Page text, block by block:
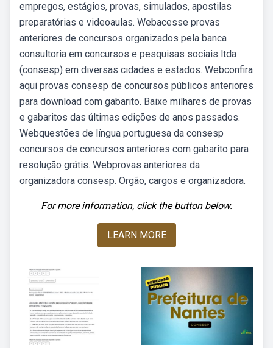
empregos, estágios, provas, simulados, apostilas
preparatórias e videoaulas. Webacesse provas
anteriores de concursos organizados pela banca
consultoria em concursos e pesquisas sociais ltda
(consesp) em diversas cidades e estados. Webconfira
aqui provas consesp de concursos públicos anteriores
para download com gabarito. Baixe milhares de provas
e gabaritos das últimas edições de anos passados.
Webquestões de língua portuguesa da consesp
concursos de concursos anteriores com gabarito para
resolução grátis. Webprovas anteriores da
organizadora consesp. Orgão, cargos e organizadora.
For more information, click the button below.
LEARN MORE